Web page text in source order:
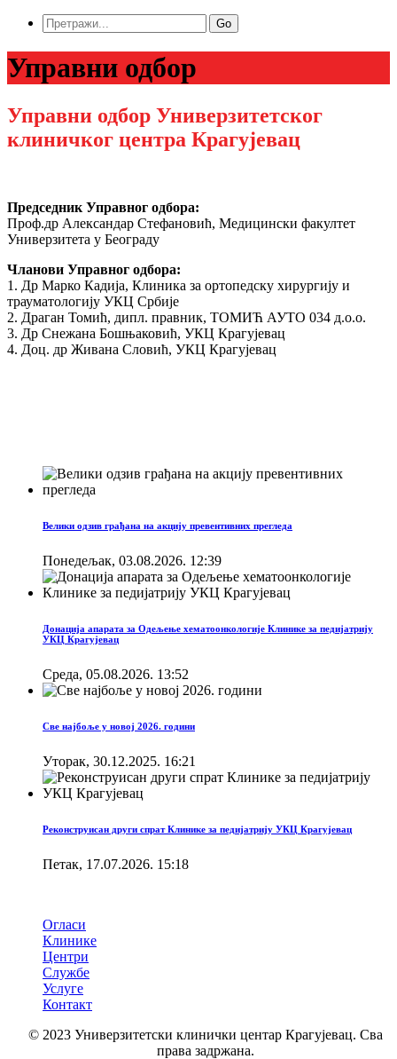
Go
Управни одбор
Управни одбор Универзитетског
клиничког центра Крагујевац
Председник Управног одбора:
Проф.др Александар Стефановић, Медицински факултет
Универзитета у Београду
Чланови Управног одбора:
1. Др Марко Кадија, Клиника за ортопедску хирургију и
трауматологију УКЦ Србије
2. Драган Томић, дипл. правник, ТОМИЋ АУТО 034 д.о.о.
3. Др Снежана Бошњаковић, УКЦ Крагујевац
4. Доц. др Живана Словић, УКЦ Крагујевац
Велики одзив грађана на акцију превентивних прегледа
Понедељак, 03.08.2026. 12:39
Донација апарата за Одељење хематоонкологије Клинике за педијатрију
УКЦ Крагујевац
Cреда, 05.08.2026. 13:52
Све најбоље у новој 2026. години
Уторак, 30.12.2025. 16:21
Реконструисан други спрат Клинике за педијатрију УКЦ Крагујевац
Петак, 17.07.2026. 15:18
Огласи
Клинике
Центри
Службе
Услуге
Контакт
© 2023 Универзитетски клинички центар Крагујевац. Сва
права задржана.